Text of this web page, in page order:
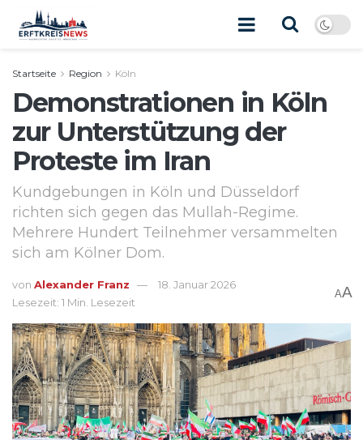
Startseite Region Köln
Demonstrationen in Köln
zur Unterstützung der
Proteste im Iran
Kundgebungen in Köln und Düsseldorf
richten sich gegen das Mullah-Regime.
Mehrere Hundert Teilnehmer versammelten
sich am Kölner Dom.
von Alexander Franz
18. Januar 2026
Lesezeit: 1 Min. Lesezeit
AA